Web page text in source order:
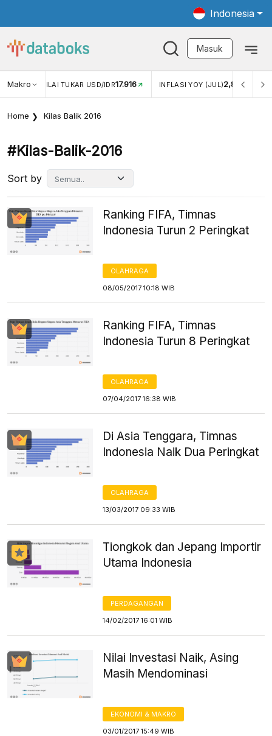
Indonesia
Masuk
Makro
USD/IDR 17.916 INFLASI YOY (JUL) 2,88% INFLASI MOM (JUL)
Home Kilas Balik 2016
#kilas-Balik-2016
Sort by
Ranking FIFA, Timnas
Indonesia Turun 2 Peringkat
OLAHRAGA
08/05/2017 10:18 WIB
Ranking FIFA, Timnas
Indonesia Turun 8 Peringkat
OLAHRAGA
07/04/2017 16:38 WIB
Di Asia Tenggara, Timnas
Indonesia Naik Dua Peringkat
OLAHRAGA
13/03/2017 09:33 WIB
Tiongkok dan Jepang Importir
Utama Indonesia
PERDAGANGAN
14/02/2017 16:01 WIB
Nilai Investasi Naik, Asing
Masih Mendominasi
EKONOMI & MAKRO
03/01/2017 15:49 WIB